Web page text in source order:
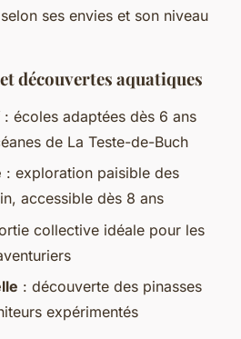
ses envies et son niveau
découvertes aquatiques
: écoles adaptées dès 6 ans
de La Teste-de-Buch
: exploration paisible des
accessible dès 8 ans
collective idéale pour les
: découverte des pinasses
expérimentés